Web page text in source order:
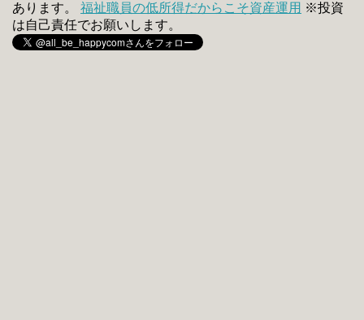
あります。 福祉職員の低所得だからこそ資産運用 ※投資
は自己責任でお願いします。